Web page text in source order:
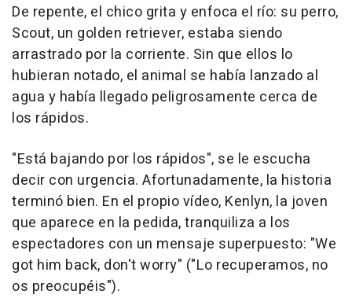
De repente, el chico grita y enfoca el río: su perro,
Scout, un golden retriever, estaba siendo
arrastrado por la corriente. Sin que ellos lo
hubieran notado, el animal se había lanzado al
agua y había llegado peligrosamente cerca de
los rápidos.
"Está bajando por los rápidos", se le escucha
decir con urgencia. Afortunadamente, la historia
terminó bien. En el propio vídeo, Kenlyn, la joven
que aparece en la pedida, tranquiliza a los
espectadores con un mensaje superpuesto: "We
got him back, don't worry" ("Lo recuperamos, no
os preocupéis").